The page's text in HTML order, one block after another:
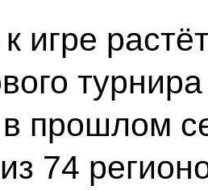
игре
прошлом
74